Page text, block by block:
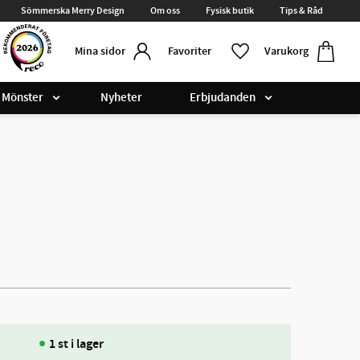
Sömmerska Merry Design Om oss Fysisk butik Tips & Råd
Mina sidor Favoriter Varukorg
Favoriter
Mönster Nyheter Erbjudanden
1 st i lager